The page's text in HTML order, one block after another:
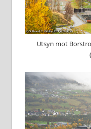
Utsyn mot